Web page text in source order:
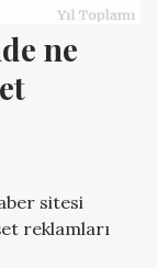
ne
sitesi
reklamları